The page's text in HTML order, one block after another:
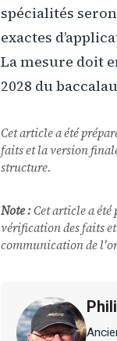
spécialités
exactes
La mesure doit
2028 du
Cet article a été
faits et la version
structure.
Note :Cet article a
vérification des faits
communication de